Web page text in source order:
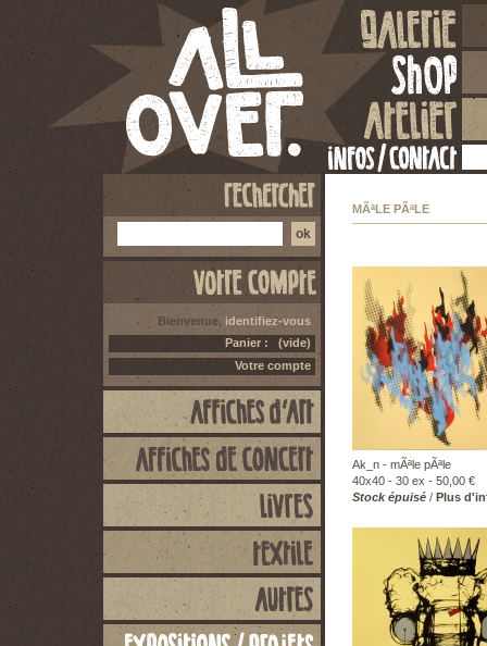
Bienvenue, identifiez-vous
Panier :
(vide)
Votre compte
MÃªLE PÃªLE
Ak_n - mÃªle pÃªle
40x40 - 30 ex - 50,00 €
Stock épuisé / Plus